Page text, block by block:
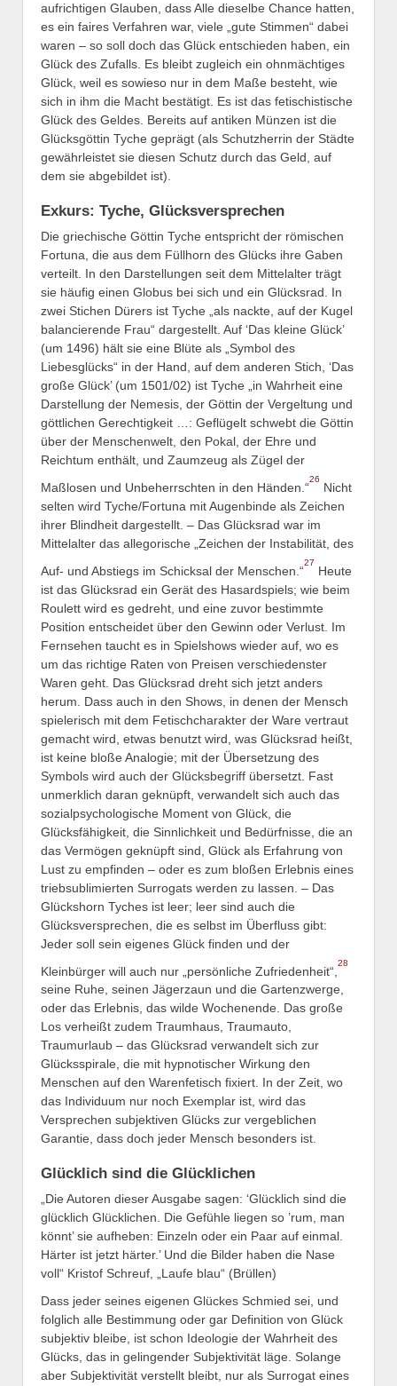
aufrichtigen Glauben, dass Alle dieselbe Chance hatten,
es ein faires Verfahren war, viele „gute Stimmen“ dabei
waren – so soll doch das Glück entschieden haben, ein
Glück des Zufalls. Es bleibt zugleich ein ohnmächtiges
Glück, weil es sowieso nur in dem Maße besteht, wie
sich in ihm die Macht bestätigt. Es ist das fetischistische
Glück des Geldes. Bereits auf antiken Münzen ist die
Glücksgöttin Tyche geprägt (als Schutzherrin der Städte
gewährleistet sie diesen Schutz durch das Geld, auf
dem sie abgebildet ist).
Exkurs: Tyche, Glücksversprechen
Die griechische Göttin Tyche entspricht der römischen
Fortuna, die aus dem Füllhorn des Glücks ihre Gaben
verteilt. In den Darstellungen seit dem Mittelalter trägt
sie häufig einen Globus bei sich und ein Glücksrad. In
zwei Stichen Dürers ist Tyche „als nackte, auf der Kugel
balancierende Frau“ dargestellt. Auf ‘Das kleine Glück’
(um 1496) hält sie eine Blüte als „Symbol des
Liebesglücks“ in der Hand, auf dem anderen Stich, ‘Das
große Glück’ (um 1501/02) ist Tyche „in Wahrheit eine
Darstellung der Nemesis, der Göttin der Vergeltung und
göttlichen Gerechtigkeit …: Geflügelt schwebt die Göttin
über der Menschenwelt, den Pokal, der Ehre und
Reichtum enthält, und Zaumzeug als Zügel der
Maßlosen und Unbeherrschten in den Händen.“
26
Nicht
selten wird Tyche/Fortuna mit Augenbinde als Zeichen
ihrer Blindheit dargestellt. – Das Glücksrad war im
Mittelalter das allegorische „Zeichen der Instabilität, des
Auf- und Abstiegs im Schicksal der Menschen.“
27
Heute
ist das Glücksrad ein Gerät des Hasardspiels; wie beim
Roulett wird es gedreht, und eine zuvor bestimmte
Position entscheidet über den Gewinn oder Verlust. Im
Fernsehen taucht es in Spielshows wieder auf, wo es
um das richtige Raten von Preisen verschiedenster
Waren geht. Das Glücksrad dreht sich jetzt anders
herum. Dass auch in den Shows, in denen der Mensch
spielerisch mit dem Fetischcharakter der Ware vertraut
gemacht wird, etwas benutzt wird, was Glücksrad heißt,
ist keine bloße Analogie; mit der Übersetzung des
Symbols wird auch der Glücksbegriff übersetzt. Fast
unmerklich daran geknüpft, verwandelt sich auch das
sozialpsychologische Moment von Glück, die
Glücksfähigkeit, die Sinnlichkeit und Bedürfnisse, die an
das Vermögen geknüpft sind, Glück als Erfahrung von
Lust zu empfinden – oder es zum bloßen Erlebnis eines
triebsublimierten Surrogats werden zu lassen. – Das
Glückshorn Tyches ist leer; leer sind auch die
Glücksversprechen, die es selbst im Überfluss gibt:
Jeder soll sein eigenes Glück finden und der
Kleinbürger will auch nur „persönliche Zufriedenheit“,
28
seine Ruhe, seinen Jägerzaun und die Gartenzwerge,
oder das Erlebnis, das wilde Wochenende. Das große
Los verheißt zudem Traumhaus, Traumauto,
Traumurlaub – das Glücksrad verwandelt sich zur
Glücksspirale, die mit hypnotischer Wirkung den
Menschen auf den Warenfetisch fixiert. In der Zeit, wo
das Individuum nur noch Exemplar ist, wird das
Versprechen subjektiven Glücks zur vergeblichen
Garantie, dass doch jeder Mensch besonders ist.
Glücklich sind die Glücklichen
„Die Autoren dieser Ausgabe sagen: ‘Glücklich sind die
glücklich Glücklichen. Die Gefühle liegen so ’rum, man
könnt’ sie aufheben: Einzeln oder ein Paar auf einmal.
Härter ist jetzt härter.’ Und die Bilder haben die Nase
voll“ Kristof Schreuf, „Laufe blau“ (Brüllen)
Dass jeder seines eigenen Glückes Schmied sei, und
folglich alle Bestimmung oder gar Definition von Glück
subjektiv bleibe, ist schon Ideologie der Wahrheit des
Glücks, das in gelingender Subjektivität läge. Solange
aber Subjektivität verstellt bleibt, nur als Surrogat eines